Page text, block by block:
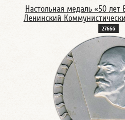
Настольная медаль «50
Ленинский
2766б